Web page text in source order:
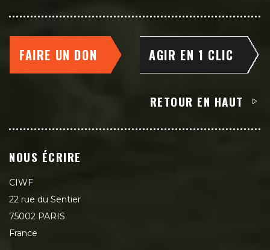
FAIRE UN DON AGIR EN 1 CLIC
RETOUR EN HAUT
NOUS ÉCRIRE
CIWF
22 rue du Sentier
75002 PARIS
France